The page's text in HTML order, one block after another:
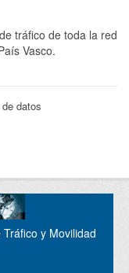
tráfico de toda la red
Vasco.
datos
y Movilidad